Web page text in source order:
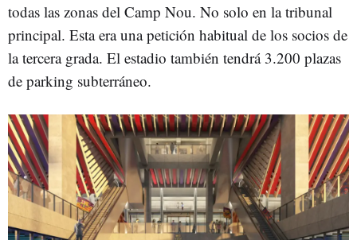
todas las zonas del Camp Nou. No solo en la tribunal
principal. Esta era una petición habitual de los socios de
la tercera grada. El estadio también tendrá 3.200 plazas
de parking subterráneo.